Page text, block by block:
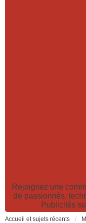
Rejoignez une
de passionnés,
Publicités
Accueil et sujets récents